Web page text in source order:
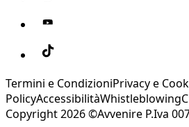
Termini e CondizioniPrivacy e
PolicyAccessibilitàWhistleblowing
Copyright 2026 ©Avvenire P.Iva